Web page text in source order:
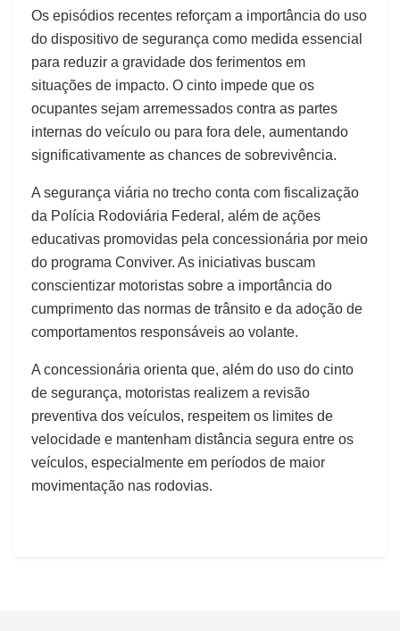
Os episódios recentes reforçam a importância do uso
do dispositivo de segurança como medida essencial
para reduzir a gravidade dos ferimentos em
situações de impacto. O cinto impede que os
ocupantes sejam arremessados contra as partes
internas do veículo ou para fora dele, aumentando
significativamente as chances de sobrevivência.
A segurança viária no trecho conta com fiscalização
da Polícia Rodoviária Federal, além de ações
educativas promovidas pela concessionária por meio
do programa Conviver. As iniciativas buscam
conscientizar motoristas sobre a importância do
cumprimento das normas de trânsito e da adoção de
comportamentos responsáveis ao volante.
A concessionária orienta que, além do uso do cinto
de segurança, motoristas realizem a revisão
preventiva dos veículos, respeitem os limites de
velocidade e mantenham distância segura entre os
veículos, especialmente em períodos de maior
movimentação nas rodovias.